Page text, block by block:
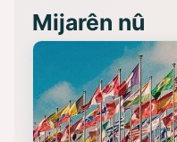
Mijarên nû